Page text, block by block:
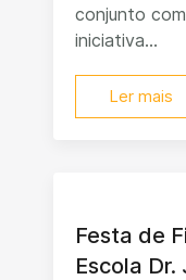
conjunto
iniciativa...
Ler mais
Festa de
Escola